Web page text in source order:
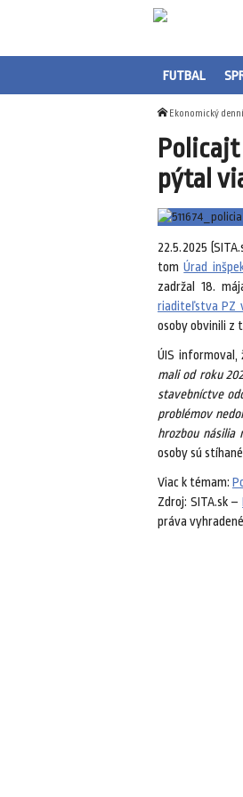
FUTBAL
Ekonomický
pýtal
22.5.2025
tomÚrad
zadržal 18.
riaditeľstva PZ
osoby obvinili z
ÚIS
mali od roku
stavebníctve
problémov
hrozbou násilia
osoby sú
Viac k témam:
Zdroj: SITA.sk –
práva